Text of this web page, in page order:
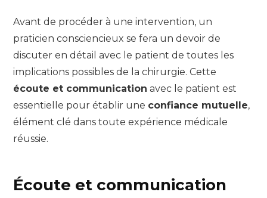
Avant de procéder à une intervention, un
praticien consciencieux se fera un devoir de
discuter en détail avec le patient de toutes les
implications possibles de la chirurgie. Cette
écoute et communication avec le patient est
essentielle pour établir une confiance mutuelle,
élément clé dans toute expérience médicale
réussie.
Écoute et communication